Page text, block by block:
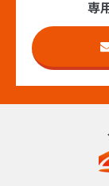
専